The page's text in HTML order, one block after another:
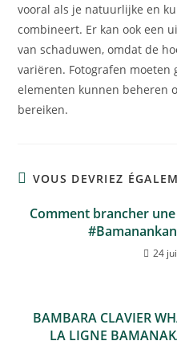
vooral als je natuurlijke en
combineert. Er kan ook een
van schaduwen, omdat de
variëren. Fotografen moeten
elementen kunnen beheren
bereiken.
VOUS DEVRIEZ
Comment brancher
24
BAMBARA CLAVIER
LA LIGNE